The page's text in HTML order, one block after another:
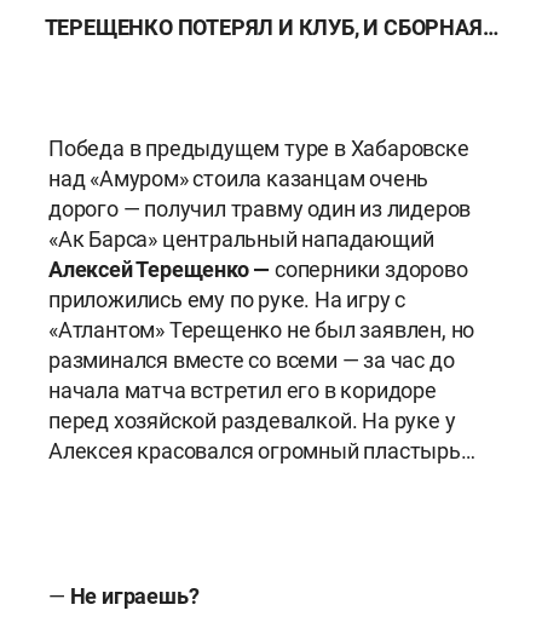
ТЕРЕЩЕНКО ПОТЕРЯЛ И КЛУБ, И СБОРНАЯ…
Победа в предыдущем туре в Хабаровске
над «Амуром» стоила казанцам очень
дорого — получил травму один из лидеров
«Ак Барса» центральный нападающий
Алексей Терещенко — соперники здорово
приложились ему по руке. На игру с
«Атлантом» Терещенко не был заявлен, но
разминался вместе со всеми — за час до
начала матча встретил его в коридоре
перед хозяйской раздевалкой. На руке у
Алексея красовался огромный пластырь…
— Не играешь?